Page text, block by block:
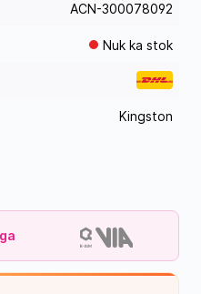
ACN-300078092
Nuk ka stok
Kingston